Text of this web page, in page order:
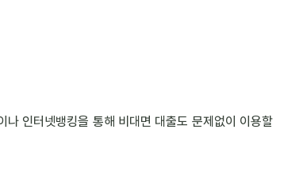
인터넷뱅킹을 통해 비대면 대출도 문제없이 이용할